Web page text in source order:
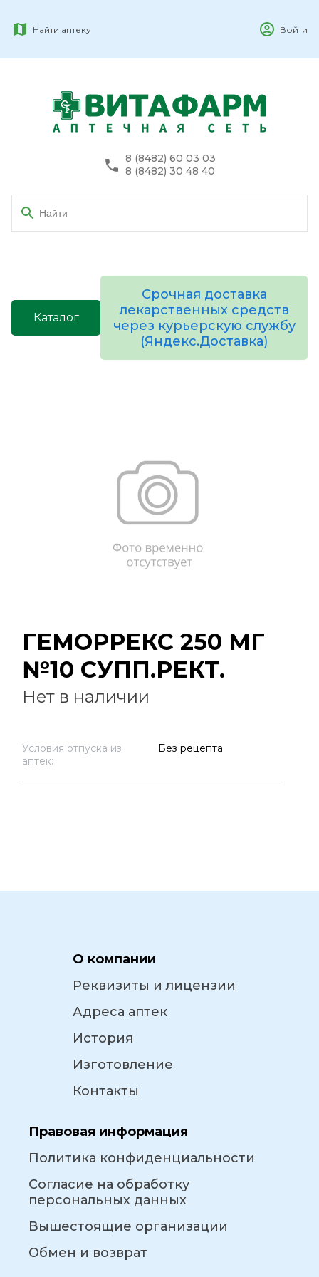
Найти аптеку Войти
8 (8482) 60 03 03
8 (8482) 30 48 40
Каталог
Срочная доставка
лекарственных средств
через курьерскую службу
(Яндекс.Доставка)
ГЕМОРРЕКС 250 МГ
№10 СУПП.РЕКТ.
Нет в наличии
Условия отпуска из
аптек:
Без рецепта
О компании
Реквизиты и лицензии
Адреса аптек
История
Изготовление
Контакты
Правовая информация
Политика конфиденциальности
Согласие на обработку
персональных данных
Вышестоящие организации
Обмен и возврат